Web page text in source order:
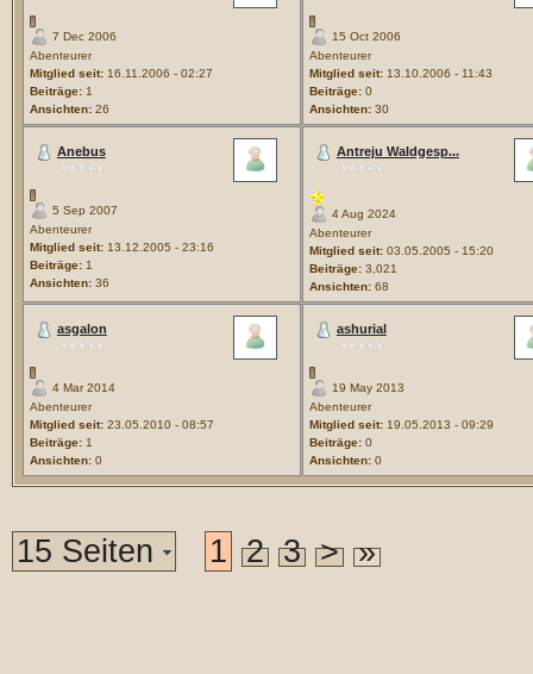
7 Dec 2006
Abenteurer
Mitglied seit:16.11.2006 - 02:27
Beiträge:1
Ansichten:26
15 Oct 2006
Abenteurer
Mitglied seit:13.10.2006 - 11:43
Beiträge:0
Ansichten:30
Anebus
5 Sep 2007
Abenteurer
Mitglied seit:13.12.2005 - 23:16
Beiträge:1
Ansichten:36
Antreju Waldgesp...
4 Aug 2024
Abenteurer
Mitglied seit:03.05.2005 - 15:20
Beiträge:3,021
Ansichten:68
asgalon
4 Mar 2014
Abenteurer
Mitglied seit:23.05.2010 - 08:57
Beiträge:1
Ansichten:0
ashurial
19 May 2013
Abenteurer
Mitglied seit:19.05.2013 - 09:29
Beiträge:0
Ansichten:0
15 Seiten 1 2 3 > »